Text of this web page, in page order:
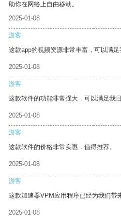
助你在网络上自由移动。
2025-01-08
游客
这款app的视频资源非常丰富，可以满足
2025-01-08
游客
这款软件的功能非常强大，可以满足我
2025-01-08
游客
这款软件的价格非常实惠，值得推荐。
2025-01-08
游客
这款加速器VPM应用程序已经为我们带
2025-01-08